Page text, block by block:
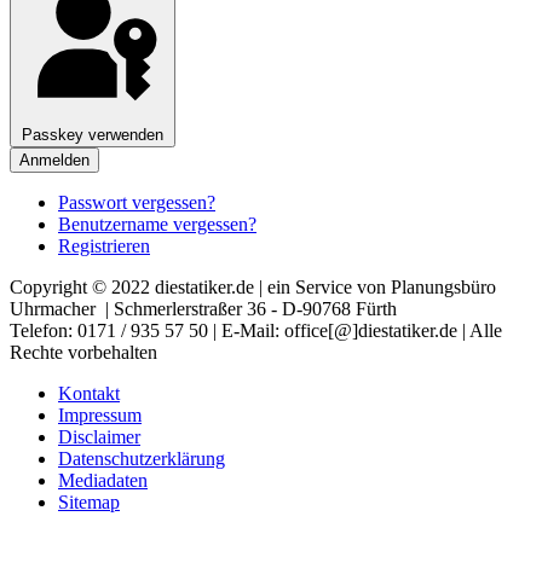
Passkey verwenden
Anmelden
Passwort vergessen?
Benutzername vergessen?
Registrieren
Copyright © 2022 diestatiker.de | ein Service von Planungsbüro
Uhrmacher | Schmerlerstraßer 36 - D-90768 Fürth
Telefon: 0171 / 935 57 50 | E-Mail: office[@]diestatiker.de | Alle
Rechte vorbehalten
Kontakt
Impressum
Disclaimer
Datenschutzerklärung
Mediadaten
Sitemap